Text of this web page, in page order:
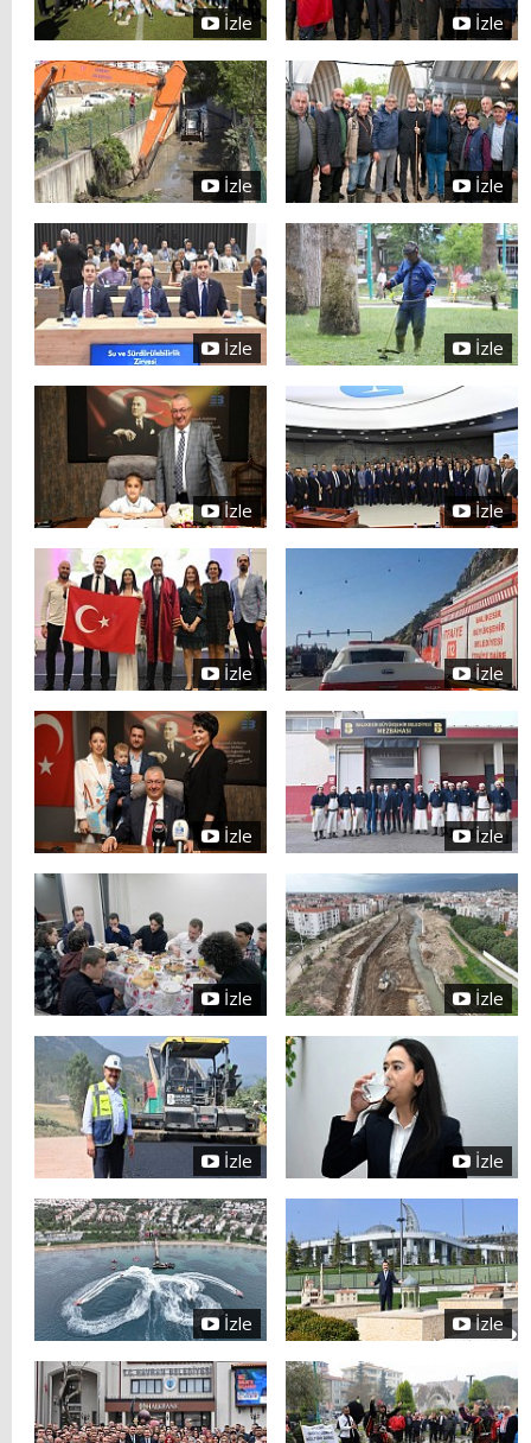
İzle İzle
İzle İzle
İzle İzle
İzle İzle
İzle İzle
İzle İzle
İzle İzle
İzle İzle
İzle İzle